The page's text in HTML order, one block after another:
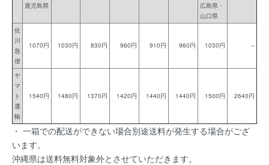
鹿児島県
広島県・
山口県
佐
川
急
便
1070円 1030円 830円 960円 910円 960円 1030円 --
ヤ
マ
ト
運
輸
1540円 1480円 1370円 1420円 1440円 1440円 1500円 2640円
・ 一箱での配送ができない場合別途送料が発生する場合がござ
います。
沖縄県は送料無料対象外とさせていただきます。